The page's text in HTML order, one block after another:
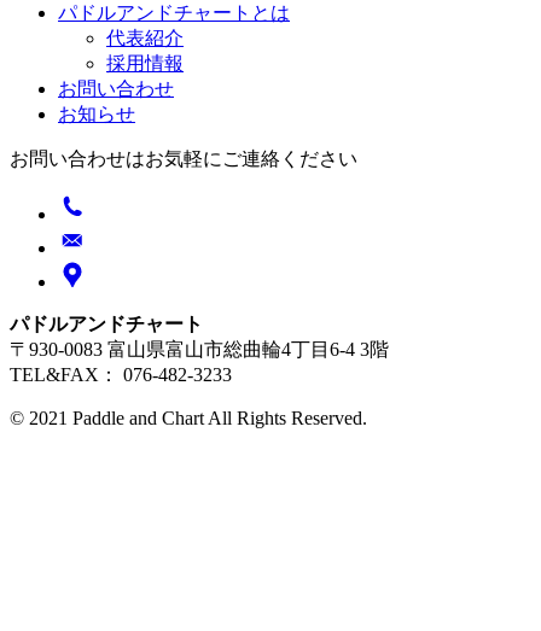
パドルアンドチャートとは
代表紹介
採用情報
お問い合わせ
お知らせ
お問い合わせはお気軽にご連絡ください
パドルアンドチャート
〒930-0083 富山県富山市総曲輪4丁目6-4 3階
TEL&FAX： 076-482-3233
© 2021 Paddle and Chart All Rights Reserved.